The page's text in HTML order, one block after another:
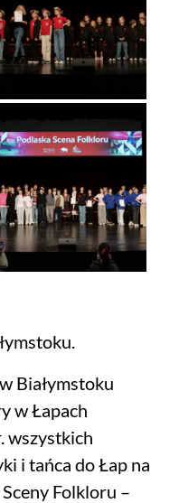
Białymstoku
w Łapach
wszystkich
i tańca do Łap na
Folkloru –